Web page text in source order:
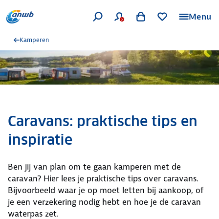
Menu
Kamperen
Caravans: praktische tips en
inspiratie
Ben jij van plan om te gaan kamperen met de
caravan? Hier lees je praktische tips over caravans.
Bijvoorbeeld waar je op moet letten bij aankoop, of
je een verzekering nodig hebt en hoe je de caravan
waterpas zet.